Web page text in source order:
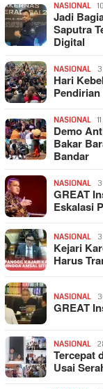
NASIONAL
Jadi
Saputra
Digital
NASIONAL
Hari
NASIONAL
Demo
Bakar
Bandar
NASIONAL
GREAT
Eskalasi
NASIONAL
Kejari
Harus
NASIONAL
GREAT
NASIONAL
Tercepat
Usai